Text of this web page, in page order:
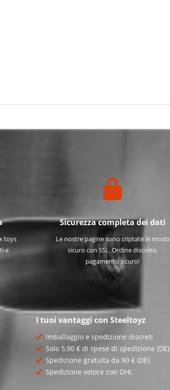
toys
e
Sicurezza completa dei dati
Le nostre pagine sono criptate in modo
sicuro con SSL. Ordine discreto,
pagamento sicuro!
I tuoi vantaggi con Steeltoyz
Imballaggio e spedizione discreti
Solo 5,90 € di spese di spedizione (DE)
Spedizione gratuita da 90 € (DE)
Spedizione veloce con DHL